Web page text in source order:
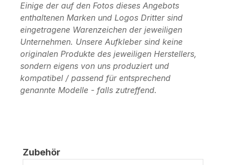
Einige der auf den Fotos dieses Angebots
enthaltenen Marken und Logos Dritter sind
eingetragene Warenzeichen der jeweiligen
Unternehmen. Unsere Aufkleber sind keine
originalen Produkte des jeweiligen Herstellers,
sondern eigens von uns produziert und
kompatibel / passend für entsprechend
genannte Modelle - falls zutreffend.
Produktgalerie überspringen
Zubehör